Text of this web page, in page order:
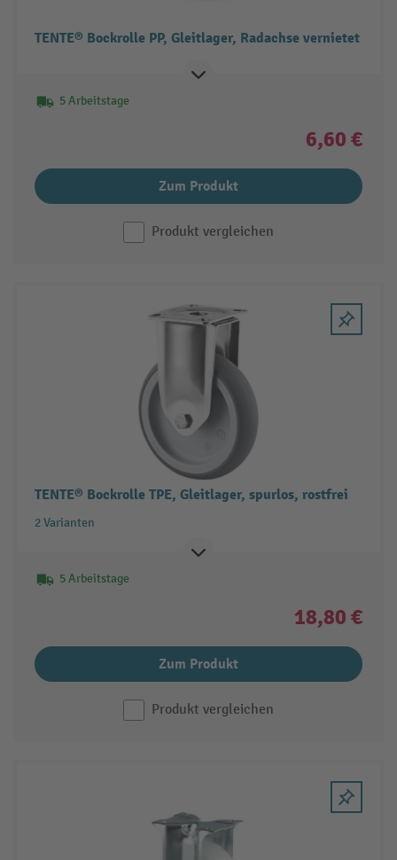
TENTE® Bockrolle PP, Gleitlager, Radachse vernietet
5 Arbeitstage
6,60 €
Zum Produkt
Produkt vergleichen
TENTE® Bockrolle TPE, Gleitlager, spurlos, rostfrei
2 Varianten
5 Arbeitstage
18,80 €
Zum Produkt
Produkt vergleichen